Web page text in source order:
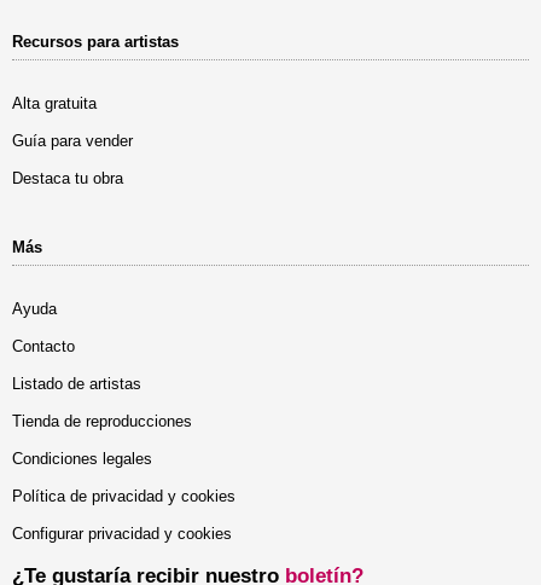
Recursos para artistas
Alta gratuita
Guía para vender
Destaca tu obra
Más
Ayuda
Contacto
Listado de artistas
Tienda de reproducciones
Condiciones legales
Política de privacidad y cookies
Configurar privacidad y cookies
¿Te gustaría recibir nuestro boletín?